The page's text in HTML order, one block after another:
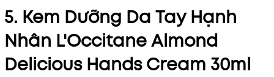
5. Kem Dưỡng Da Tay Hạnh
Nhân L'Occitane Almond
Delicious Hands Cream 30ml